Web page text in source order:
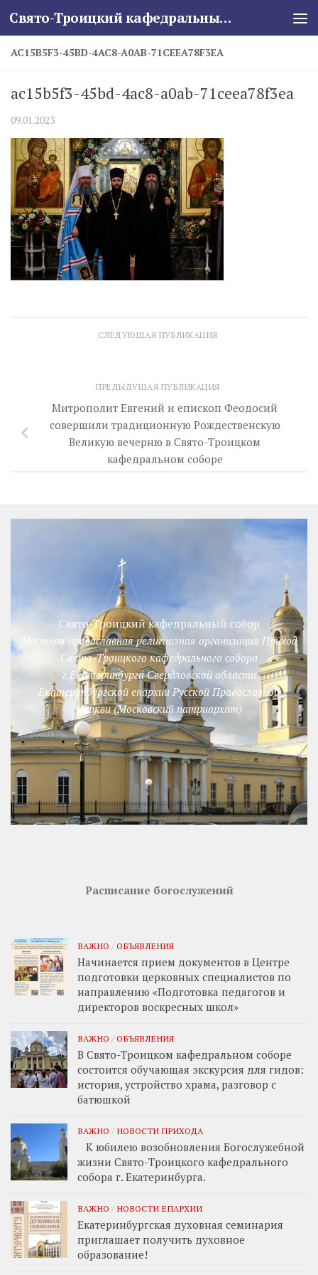
Skip to content Свято-Троицкий кафедральный собор
AC15B5F3-45BD-4AC8-A0AB-71CEEA78F3EA
ac15b5f3-45bd-4ac8-a0ab-71ceea78f3ea
09.01.2023
СЛЕДУЮЩАЯ ПУБЛИКАЦИЯ
ПРЕДЫДУЩАЯ ПУБЛИКАЦИЯ
Митрополит Евгений и епископ Феодосий
совершили традиционную Рождественскую
Великую вечерню в Свято-Троицком
кафедральном соборе
Свято-Троицкий кафедральный собор
Местная православная религиозная организация Приход
Свято-Троицкого кафедрального собора
г.Екатеринбурга Свердловской области
Екатеринбургской епархии Русской Православной
Церкви (Московский патриархат)
Расписание богослужений
ВАЖНО / ОБЪЯВЛЕНИЯ
Начинается прием документов в Центре
подготовки церковных специалистов по
направлению «Подготовка педагогов и
директоров воскресных школ»
ВАЖНО / ОБЪЯВЛЕНИЯ
В Свято-Троицком кафедральном соборе
состоится обучающая экскурсия для гидов:
история, устройство храма, разговор с
батюшкой
ВАЖНО / НОВОСТИ ПРИХОДА
К юбилею возобновления Богослужебной
жизни Свято-Троицкого кафедрального
собора г. Екатеринбурга.
ВАЖНО / НОВОСТИ ЕПАРХИИ
Екатеринбургская духовная семинария
приглашает получить духовное
образование!